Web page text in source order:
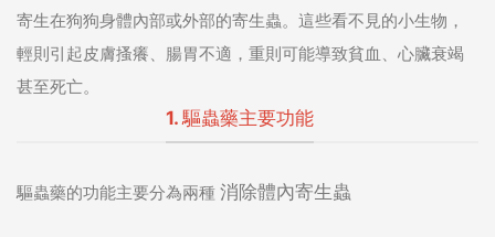
寄生在狗狗身體內部或外部的寄生蟲。這些看不見的小生物，
輕則引起皮膚搔癢、腸胃不適，重則可能導致貧血、心臟衰竭
甚至死亡。
1. 驅蟲藥主要功能
驅蟲藥的功能主要分為兩種 消除體內寄生蟲